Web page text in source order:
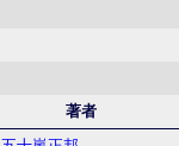
著者